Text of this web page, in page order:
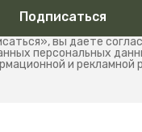
Подписаться
вы даете
персональных
и рекламной